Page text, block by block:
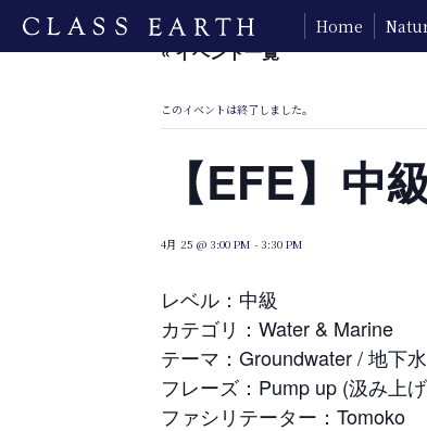
Home
« イベント一覧
このイベントは終了しました。
【EFE】
4月 25 @ 3:00 PM - 3:30 PM
レベル：中級
カテゴリ：Water & Marine
テーマ：Groundwater / 地下水
フレーズ：Pump up (汲み上
ファシリテーター：Tomoko